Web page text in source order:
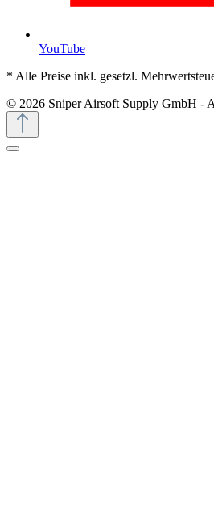
YouTube
* Alle Preise inkl. gesetzl.
© 2026 Sniper Airsoft Supply GmbH -